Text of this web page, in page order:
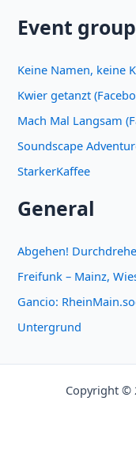
Event
Keine Namen, keine
Kwier getanzt
Mach Mal Langsam
Soundscape
StarkerKaffee
General
Abgehen!
Freifunk – Mainz,
Gancio:
Untergrund
Copyright ©